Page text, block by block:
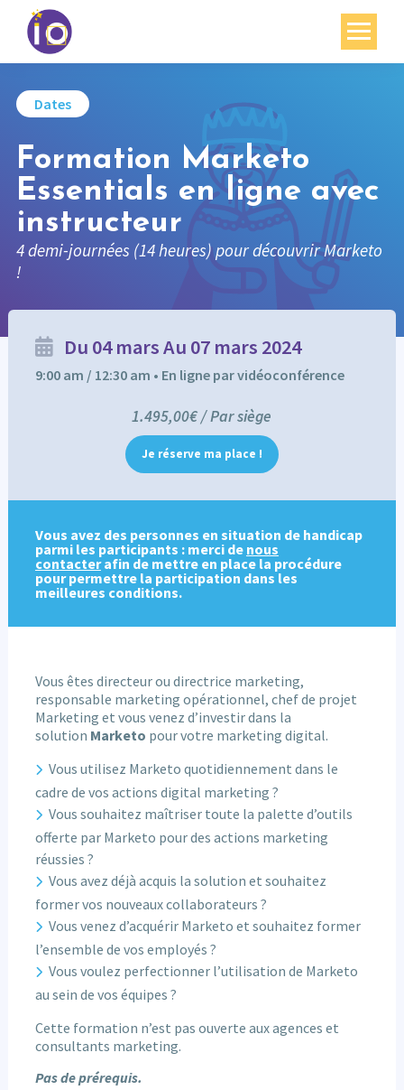
Académie
Ressources
Agenda
English
Dates
Formation Marketo
Essentials en ligne avec
instructeur
4 demi-journées (14 heures) pour découvrir Marketo
!
Du 04 mars Au 07 mars 2024
9:00 am / 12:30 am • En ligne par vidéoconférence
1.495,00€ / Par siège
Je réserve ma place !
Vous avez des personnes en situation de handicap
parmi les participants : merci de nous
contacterafin de mettre en place la procédure
pour permettre la participation dans les
meilleures conditions.
Vous êtes directeur ou directrice marketing,
responsable marketing opérationnel, chef de projet
Marketing et vous venez d’investir dans la
solution Marketo pour votre marketing digital.
Vous utilisez Marketo quotidiennement dans le
cadre de vos actions digital marketing ?
Vous souhaitez maîtriser toute la palette d’outils
offerte par Marketo pour des actions marketing
réussies ?
Vous avez déjà acquis la solution et souhaitez
former vos nouveaux collaborateurs ?
Vous venez d’acquérir Marketo et souhaitez former
l’ensemble de vos employés ?
Vous voulez perfectionner l’utilisation de Marketo
au sein de vos équipes ?
Cette formation n’est pas ouverte aux agences et
consultants marketing.
Pas de prérequis.